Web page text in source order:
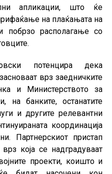
апликации, што ќе
на плаќањата на
побрзо располагање со
потенцира дека
врз заедничките
и Министерството за
на банките, останатите
и другите релевантни
координација
Партнерскиот пристап
која се надградуваат
проекти, коишто и